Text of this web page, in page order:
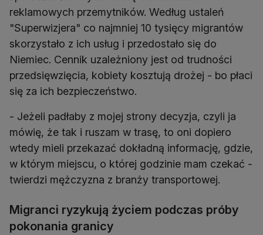
reklamowych przemytników. Według ustaleń
"Superwizjera" co najmniej 10 tysięcy migrantów
skorzystało z ich usług i przedostało się do
Niemiec. Cennik uzależniony jest od trudności
przedsięwzięcia, kobiety kosztują drożej - bo płaci
się za ich bezpieczeństwo.
- Jeżeli padłaby z mojej strony decyzja, czyli ja
mówię, że tak i ruszam w trasę, to oni dopiero
wtedy mieli przekazać dokładną informację, gdzie,
w którym miejscu, o której godzinie mam czekać -
twierdzi mężczyzna z branży transportowej.
Migranci ryzykują życiem podczas próby
pokonania granicy